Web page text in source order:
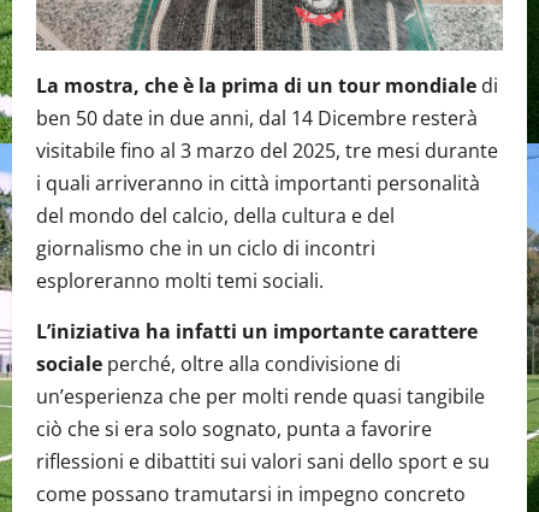
La mostra, che è la prima di un tour mondiale di
ben 50 date in due anni, dal 14 Dicembre resterà
visitabile fino al 3 marzo del 2025, tre mesi durante
i quali arriveranno in città importanti personalità
del mondo del calcio, della cultura e del
giornalismo che in un ciclo di incontri
esploreranno molti temi sociali.
L’iniziativa ha infatti un importante carattere
sociale perché, oltre alla condivisione di
un’esperienza che per molti rende quasi tangibile
ciò che si era solo sognato, punta a favorire
riflessioni e dibattiti sui valori sani dello sport e su
come possano tramutarsi in impegno concreto